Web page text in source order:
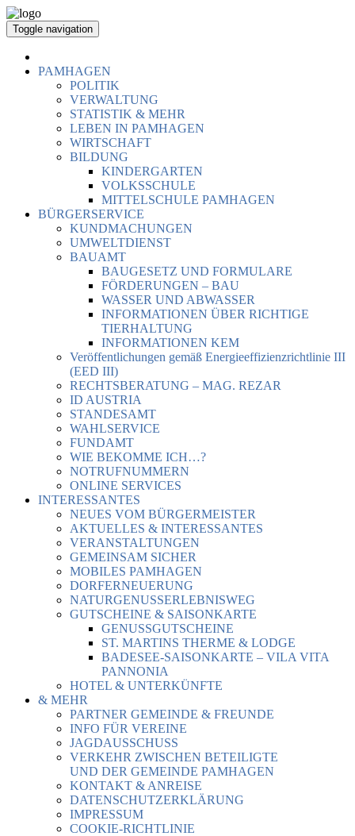
Toggle navigation
PAMHAGEN
POLITIK
VERWALTUNG
STATISTIK & MEHR
LEBEN IN PAMHAGEN
WIRTSCHAFT
BILDUNG
KINDERGARTEN
VOLKSSCHULE
MITTELSCHULE PAMHAGEN
BÜRGERSERVICE
KUNDMACHUNGEN
UMWELTDIENST
BAUAMT
BAUGESETZ UND FORMULARE
FÖRDERUNGEN – BAU
WASSER UND ABWASSER
INFORMATIONEN ÜBER RICHTIGE
TIERHALTUNG
INFORMATIONEN KEM
Veröffentlichungen gemäß Energieeffizienzrichtlinie III
(EED III)
RECHTSBERATUNG – MAG. REZAR
ID AUSTRIA
STANDESAMT
WAHLSERVICE
FUNDAMT
WIE BEKOMME ICH…?
NOTRUFNUMMERN
ONLINE SERVICES
INTERESSANTES
NEUES VOM BÜRGERMEISTER
AKTUELLES & INTERESSANTES
VERANSTALTUNGEN
GEMEINSAM SICHER
MOBILES PAMHAGEN
DORFERNEUERUNG
NATURGENUSSERLEBNISWEG
GUTSCHEINE & SAISONKARTE
GENUSSGUTSCHEINE
ST. MARTINS THERME & LODGE
BADESEE-SAISONKARTE – VILA VITA
PANNONIA
HOTEL & UNTERKÜNFTE
& MEHR
PARTNER GEMEINDE & FREUNDE
INFO FÜR VEREINE
JAGDAUSSCHUSS
VERKEHR ZWISCHEN BETEILIGTE
UND DER GEMEINDE PAMHAGEN
KONTAKT & ANREISE
DATENSCHUTZERKLÄRUNG
IMPRESSUM
COOKIE-RICHTLINIE